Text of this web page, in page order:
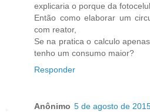
explicaria o porque da
Então como elaborar um
com reator,
Se na pratica o calculo
tenho um consumo maior?
Responder
Anônimo 5 de agosto de